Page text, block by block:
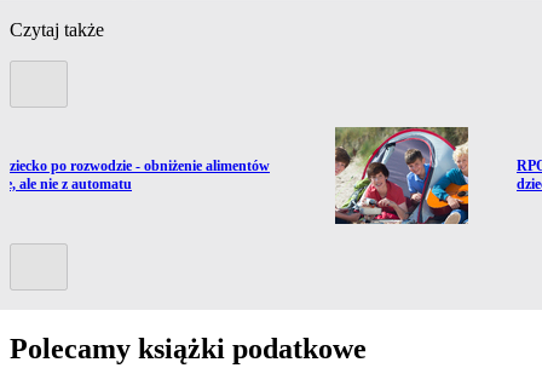
Czytaj także
do artykułu:po rozwodzie - obniżenie alimentów
ale nie z automatu
Polecamy książki podatkowe